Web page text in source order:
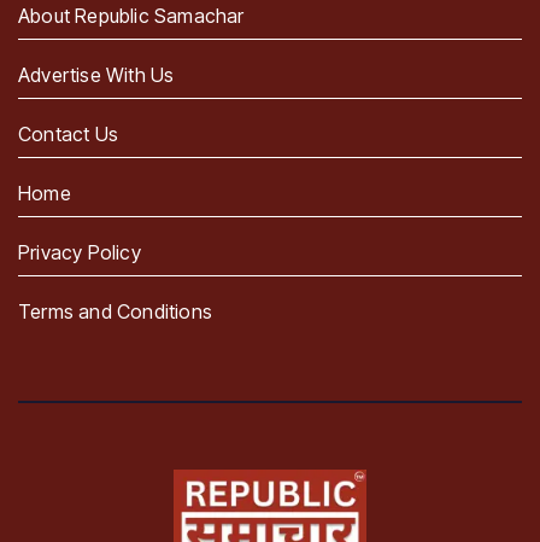
About Republic Samachar
Advertise With Us
Contact Us
Home
Privacy Policy
Terms and Conditions